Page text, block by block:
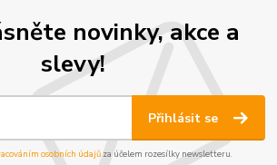
novinky, akce a
slevy!
Přihlásit se
osobních údajů za účelem rozesílky newsletteru.